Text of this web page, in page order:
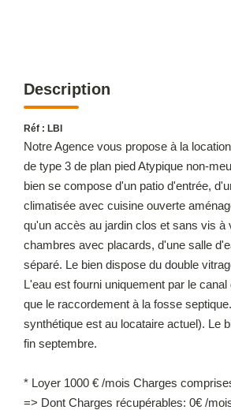
Description
Réf : LBI
Notre Agence vous propose à la
de type 3 de plan pied Atypique non-
bien se compose d'un patio d'entrée,
climatisée avec cuisine ouverte
qu'un accès au jardin clos et sans vis à
chambres avec placards, d'une salle
séparé. Le bien dispose du double
L'eau est fourni uniquement par le
que le raccordement à la fosse
synthétique est au locataire actuel). Le
fin septembre.
* Loyer 1000 € /mois Charges
=> Dont Charges récupérables: 0€ /